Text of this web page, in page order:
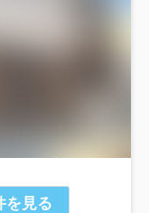
を見る